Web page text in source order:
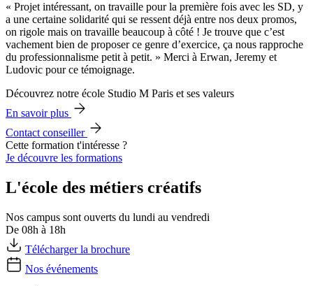
« Projet intéressant, on travaille pour la première fois avec les SD, y
a une certaine solidarité qui se ressent déjà entre nos deux promos,
on rigole mais on travaille beaucoup à côté ! Je trouve que c’est
vachement bien de proposer ce genre d’exercice, ça nous rapproche
du professionnalisme petit à petit. » Merci à Erwan, Jeremy et
Ludovic pour ce témoignage.
Découvrez notre école Studio M Paris et ses valeurs
En savoir plus
Contact conseiller
Cette formation t'intéresse ?
Je découvre les formations
L'école des métiers créatifs
Nos campus sont ouverts du lundi au vendredi
De 08h à 18h
Télécharger la brochure
Nos événements